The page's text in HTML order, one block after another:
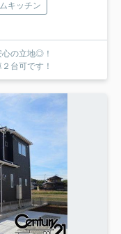
キッチン
の立地◎！
台可です！